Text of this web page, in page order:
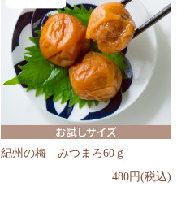
紀州の梅 みつまろ60ｇ
480円(税込)